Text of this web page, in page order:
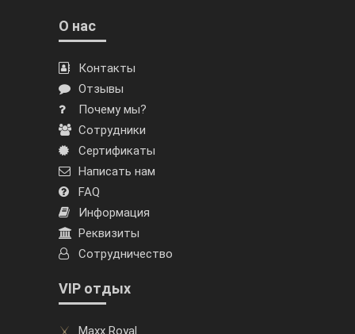
О нас
Контакты
Отзывы
Почему мы?
Сотрудники
Сертификаты
Написать нам
FAQ
Информация
Реквизиты
Сотрудничество
VIP отдых
Maxx Royal